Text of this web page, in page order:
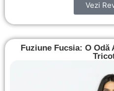
Vezi
Fuziune Fucsia: O